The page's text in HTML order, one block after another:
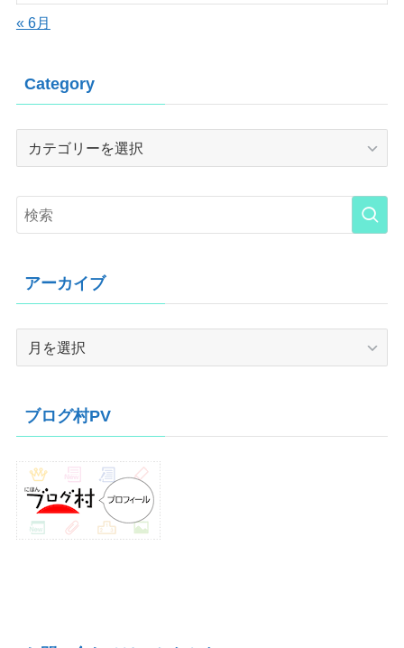
« 6月
Category
Category
アーカイブ
ブ
ブログ村PV